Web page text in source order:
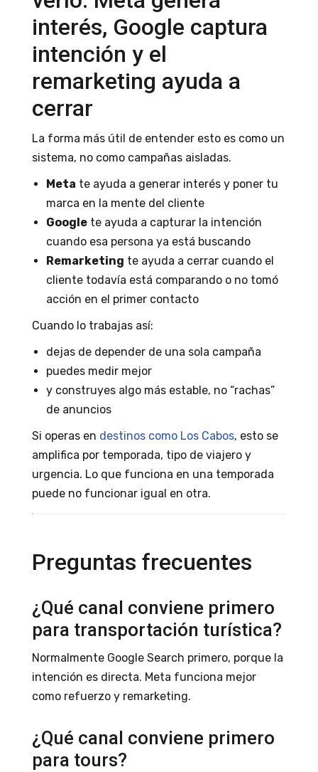
interés, Google captura
intención y el
remarketing ayuda a
cerrar
La forma más útil de entender esto es como un
sistema, no como campañas aisladas.
Meta te ayuda a generar interés y poner tu
marca en la mente del cliente
Googlete ayuda a capturar la intención
cuando esa persona ya está buscando
Remarketing te ayuda a cerrar cuando el
cliente todavía está comparando o no tomó
acción en el primer contacto
Cuando lo trabajas así:
dejas de depender de una sola campaña
puedes medir mejor
y construyes algo más estable, no “rachas”
de anuncios
Si operas en destinos como Los Cabos, esto se
amplifica por temporada, tipo de viajero y
urgencia. Lo que funciona en una temporada
puede no funcionar igual en otra.
Preguntas frecuentes
¿Qué canal conviene primero
para transportación turística?
Normalmente Google Search primero, porque la
intención es directa. Meta funciona mejor
como refuerzo y remarketing.
¿Qué canal conviene primero
para tours?